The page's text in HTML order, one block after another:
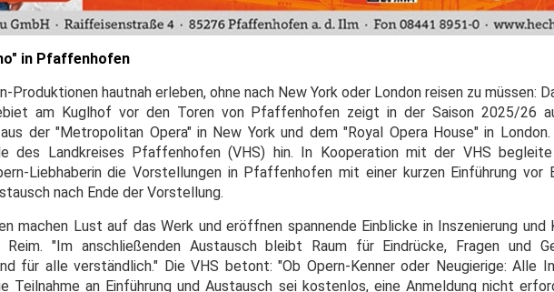
in Pfaffenhofen
Produktionen hautnah erleben, ohne nach New York oder London reisen zu müssen:
am Kuglhof vor den Toren von Pfaffenhofen zeigt in der Saison 2025/26
der "Metropolitan Opera" in New York und dem "Royal Opera House" in
des Landkreises Pfaffenhofen (VHS) hin. In Kooperation mit der VHS
Liebhaberin die Vorstellungen in Pfaffenhofen mit einer kurzen Einführung vor
nach Ende der Vorstellung.
machen Lust auf das Werk und eröffnen spannende Einblicke in Inszenierung und
Reim. "Im anschließenden Austausch bleibt Raum für Eindrücke, Fragen und
für alle verständlich." Die VHS betont: "Ob Opern-Kenner oder Neugierige: Alle
Teilnahme an Einführung und Austausch sei kostenlos, eine Anmeldung nicht